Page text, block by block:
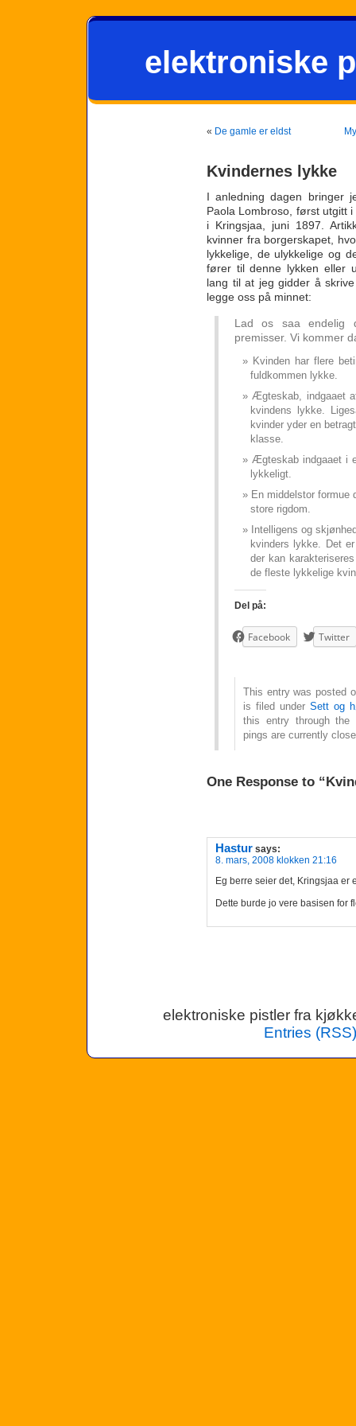
elektroniske
« De gamle er eldst
Kvindernes lykke
I anledning dagen bringer
Paola Lombroso, først utgitt
i Kringsjaa, juni 1897.
kvinner fra borgerskapet,
lykkelige, de ulykkelige og
fører til denne lykken eller
lang til at jeg gidder å
legge oss på minnet:
Lad os saa endelig
premisser. Vi kommer
Kvinden har flere
fuldkommen lykke.
Ægteskab, indgaaet
kvindens lykke.
kvinder yder en
klasse.
Ægteskab indgaaet i
lykkeligt.
En middelstor formue
store rigdom.
Intelligens og
kvinders lykke. Det
der kan
de fleste lykkelige
Del på:
Facebook Twitter
This entry was posted
is filed under Sett og
this entry through the
pings are currently
One Response to
Hastur says:
8. mars, 2008 klokken 21:16
Eg berre seier det, Kringsjaa er
Dette burde jo vere basisen for
elektroniske pistler fra
Entries (RSS)